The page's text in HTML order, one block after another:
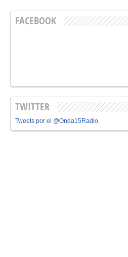
FACEBOOK
TWITTER
Tweets por el @Onda15Radio.